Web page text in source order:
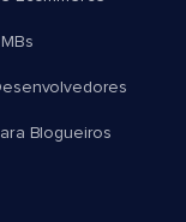
Blogueiros